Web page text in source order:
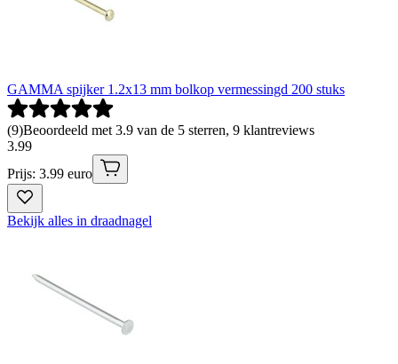
GAMMA spijker 1.2x13 mm bolkop vermessingd 200 stuks
(9)Beoordeeld met 3.9 van de 5 sterren, 9 klantreviews
3.99
Prijs: 3.99 euro
Bekijk alles in draadnagel